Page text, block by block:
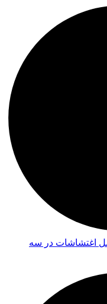
اغتشاشات در سه